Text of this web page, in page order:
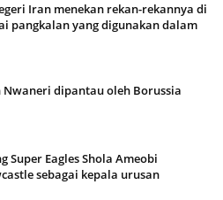
Iran menekan rekan-rekannya di
pangkalan yang digunakan dalam
Nwaneri dipantau oleh Borussia
Super Eagles Shola Ameobi
sebagai kepala urusan